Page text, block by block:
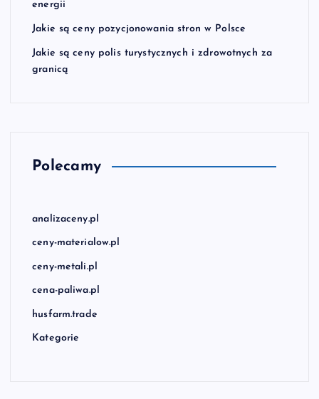
energii
Jakie są ceny pozycjonowania stron w Polsce
Jakie są ceny polis turystycznych i zdrowotnych za
granicą
Polecamy
analizaceny.pl
ceny-materialow.pl
ceny-metali.pl
cena-paliwa.pl
husfarm.trade
Kategorie